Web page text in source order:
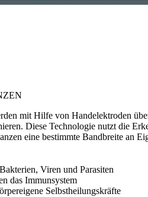
mit Hilfe von Handelektroden
Diese Technologie nutzt die
eine bestimmte Bandbreite an
Viren und Parasiten
das Immunsystem
Selbstheilungskräfte